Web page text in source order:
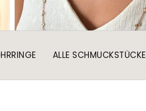
ALLE SCHMUCKSTÜCKE